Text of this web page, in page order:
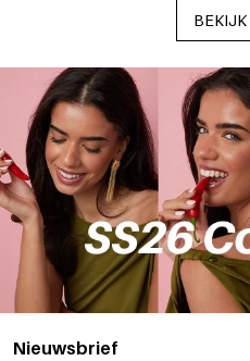
BEKIJK
Nieuwsbrief